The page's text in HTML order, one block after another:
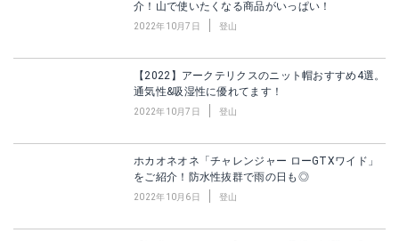
介！山で使いたくなる商品がいっぱい！
2022年10月7日 登山
【2022】アークテリクスのニット帽おすすめ4選。
通気性&吸湿性に優れてます！
2022年10月7日 登山
ホカオネオネ「チャレンジャー ローGTXワイド」
をご紹介！防水性抜群で雨の日も◎
2022年10月6日 登山